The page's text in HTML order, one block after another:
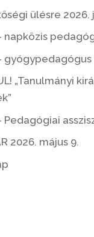
ülésre 2026.
napközis
gyógypedagógus
„Tanulmányi
2026. május 9.